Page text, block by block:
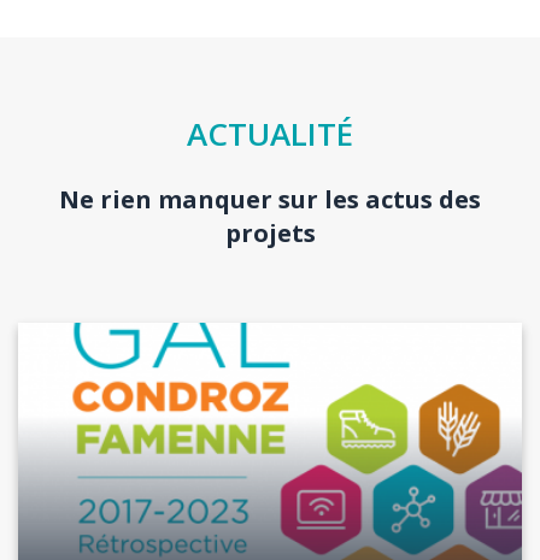
ACTUALITÉ
BodyNe rien manquer sur les actus des
projets
Image